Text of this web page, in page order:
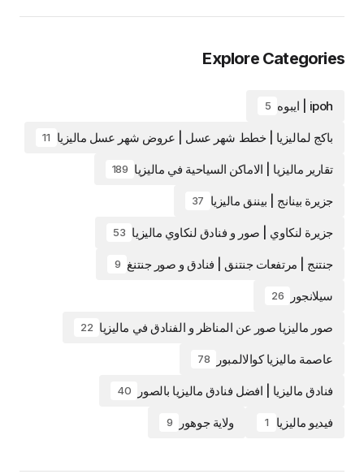
Explore Categories
ipoh | ايبوه 5
باكج لماليزيا | خطط شهر عسل | عروض شهر عسل ماليزيا 11
تقارير ماليزيا | الاماكن السياحية في ماليزيا 189
جزيرة بينانج | بيننق ماليزيا 37
جزيرة لنكاوي | صور و فنادق لنكاوي ماليزيا 53
جنتنج | مرتفعات جنتنق | فنادق و صور جنتنغ 9
سيلانجور 26
صور ماليزيا صور عن المناظر و الفنادق في ماليزيا 22
عاصمة ماليزيا كوالالمبور 78
فنادق ماليزيا | افضل فنادق ماليزيا بالصور 40
فيديو ماليزيا 1 ولاية جوهور 9